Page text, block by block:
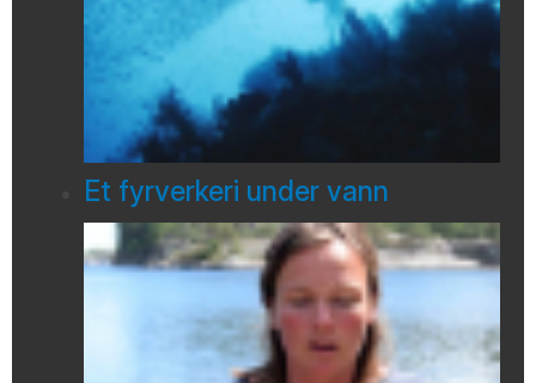
Et fyrverkeri under vann